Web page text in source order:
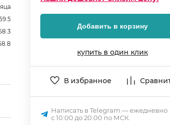
Добавить в корзину
купить в один клик
В избранное
Написать в Telegram — ежедневно
с 10:00 до 20:00 по МСК.